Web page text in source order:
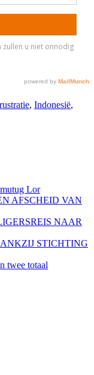
, Indonesië,
Lor
AFSCHEID VAN
NAAR
STICHTING
twee totaal